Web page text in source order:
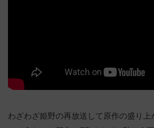
わざわざ姫野の再放送して原作の盛り上